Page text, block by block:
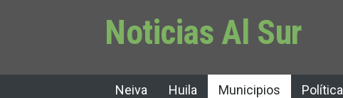
Noticias Al Sur
Neiva Huila Municipios Política